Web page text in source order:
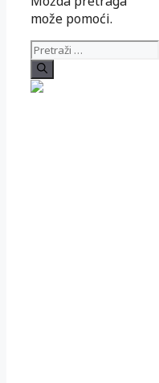
može pomoći.
Pretraži: